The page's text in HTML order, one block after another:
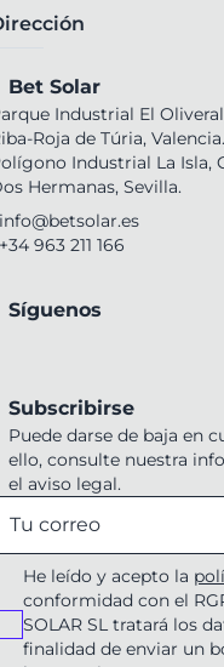
Bet Solar
Industrial El
Roja de Túria, Valencia.
Industrial La Isla,
Hermanas, Sevilla.
info@betsolar.es
+34 963 211 166
Síguenos
Subscribirse
Puede darse de baja en
ello, consulte nuestra
el aviso legal.
He leído y acepto la
conformidad con el
SOLAR SL tratará los
finalidad de enviar un